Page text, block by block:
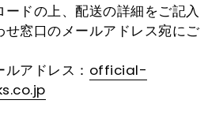
ードの上、配送の詳細をご記入
せ窓口のメールアドレス宛にご
アドレス： official-